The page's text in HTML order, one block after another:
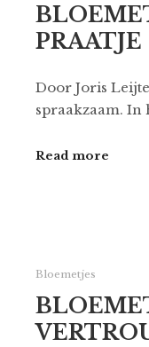
PRAATJE
Door Joris
spraakzaam. In
Read more
Bloemetjes